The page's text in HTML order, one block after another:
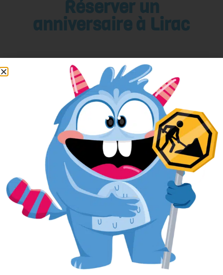
Réserver un
anniversaire à Lirac
Pour réserver votre anniversaire
facilement, remplissez le formulaire ci-
après.
L’anniversaire sera alors réservé dans
notre planning, et si nous avons besoin
de vous contacter, nous aurons toutes
vos informations sous la main.